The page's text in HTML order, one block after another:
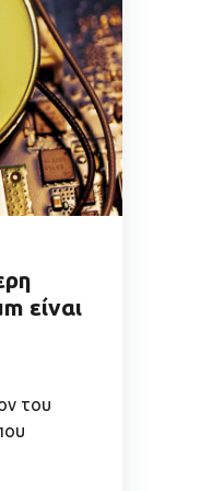
είναι
του